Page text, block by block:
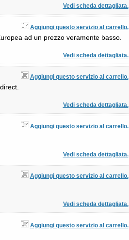
Vedi scheda dettagliata.
Aggiungi questo servizio al carrello.
ad un prezzo veramente basso.
Vedi scheda dettagliata.
Aggiungi questo servizio al carrello.
Vedi scheda dettagliata.
Aggiungi questo servizio al carrello.
Vedi scheda dettagliata.
Aggiungi questo servizio al carrello.
Vedi scheda dettagliata.
Aggiungi questo servizio al carrello.